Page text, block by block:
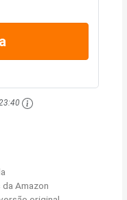
Amazon